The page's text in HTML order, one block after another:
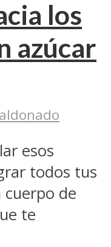
los
azúcar
esos
todos tus
de
te